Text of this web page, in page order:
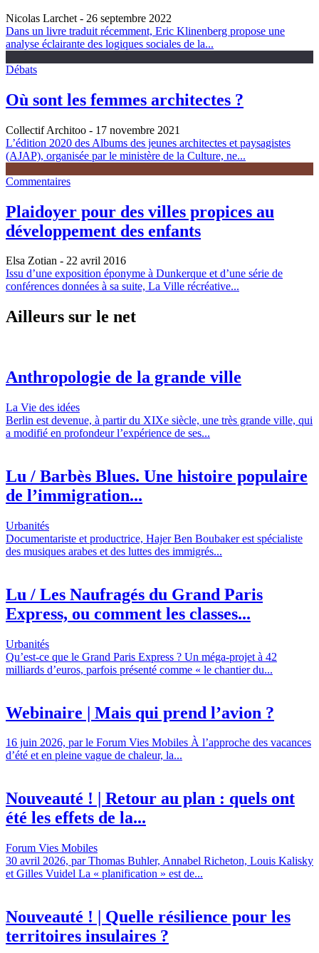
Nicolas Larchet - 26 septembre 2022
Dans un livre traduit récemment, Eric Klinenberg propose une
analyse éclairante des logiques sociales de la...
Débats
Où sont les femmes architectes ?
Collectif Architoo - 17 novembre 2021
L’édition 2020 des Albums des jeunes architectes et paysagistes
(AJAP), organisée par le ministère de la Culture, ne...
Commentaires
Plaidoyer pour des villes propices au
développement des enfants
Elsa Zotian - 22 avril 2016
Issu d’une exposition éponyme à Dunkerque et d’une série de
conférences données à sa suite, La Ville récréative...
Ailleurs sur le net
Anthropologie de la grande ville
La Vie des idées
Berlin est devenue, à partir du XIXe siècle, une très grande ville, qui
a modifié en profondeur l’expérience de ses...
Lu / Barbès Blues. Une histoire populaire
de l’immigration...
Urbanités
Documentariste et productrice, Hajer Ben Boubaker est spécialiste
des musiques arabes et des luttes des immigrés...
Lu / Les Naufragés du Grand Paris
Express, ou comment les classes...
Urbanités
Qu’est-ce que le Grand Paris Express ? Un méga-projet à 42
milliards d’euros, parfois présenté comme « le chantier du...
Webinaire | Mais qui prend l’avion ?
16 juin 2026, par le Forum Vies Mobiles À l’approche des vacances
d’été et en pleine vague de chaleur, la...
Nouveauté ! | Retour au plan : quels ont
été les effets de la...
Forum Vies Mobiles
30 avril 2026, par Thomas Buhler, Annabel Richeton, Louis Kalisky
et Gilles Vuidel La « planification » est de...
Nouveauté ! | Quelle résilience pour les
territoires insulaires ?